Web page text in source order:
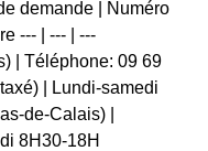
demande | Numéro
--- | --- | ---
| Téléphone: 09 69
| Lundi-samedi
de-Calais) |
8H30-18H